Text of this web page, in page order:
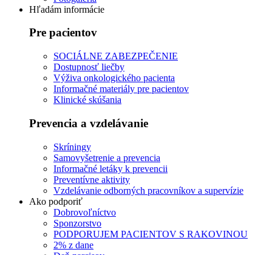
Hľadám informácie
Pre pacientov
SOCIÁLNE ZABEZPEČENIE
Dostupnosť liečby
Výživa onkologického pacienta
Informačné materiály pre pacientov
Klinické skúšania
Prevencia a vzdelávanie
Skríningy
Samovyšetrenie a prevencia
Informačné letáky k prevencii
Preventívne aktivity
Vzdelávanie odborných pracovníkov a supervízie
Ako podporiť
Dobrovoľníctvo
Sponzorstvo
PODPORUJEM PACIENTOV S RAKOVINOU
2% z dane